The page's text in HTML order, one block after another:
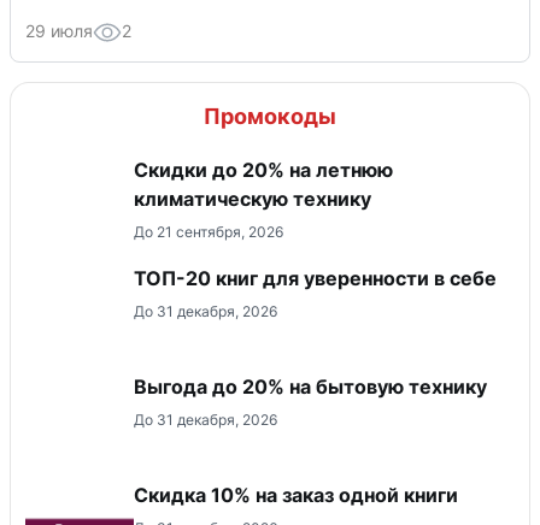
29 июля 2
Промокоды
Скидки до 20% на летнюю
климатическую технику
До 21 сентября, 2026
ТОП-20 книг для уверенности в себе
До 31 декабря, 2026
Выгода до 20% на бытовую технику
До 31 декабря, 2026
Скидка 10% на заказ одной книги